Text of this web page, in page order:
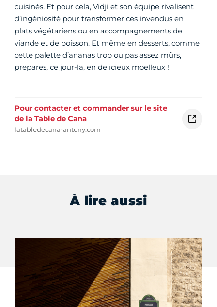
cuisinés. Et pour cela, Vidji et son équipe rivalisent
d’ingéniosité pour transformer ces invendus en
plats végétariens ou en accompagnements de
viande et de poisson. Et même en desserts, comme
cette palette d’ananas trop ou pas assez mûrs,
préparés, ce jour-là, en délicieux moelleux !
Pour contacter et commander sur le site
de la Table de Cana
latabledecana-antony.com
À lire aussi